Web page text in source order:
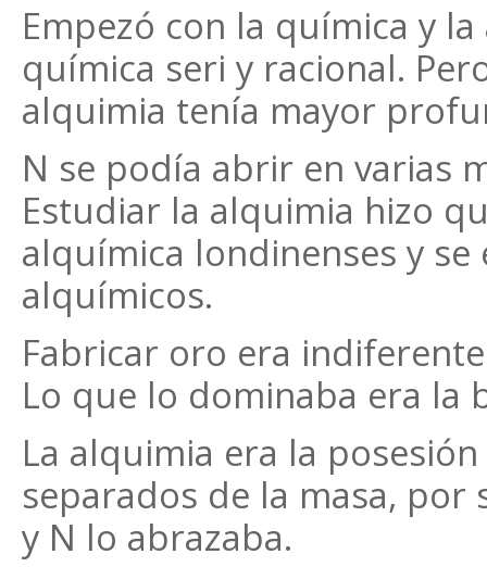
Empezó con la química y
química seri y racional.
alquimia tenía mayor
N se podía abrir en varias
Estudiar la alquimia hizo
alquímica londinenses y
alquímicos.
Fabricar oro era
Lo que lo dominaba era la
La alquimia era la
separados de la masa,
y N lo abrazaba.